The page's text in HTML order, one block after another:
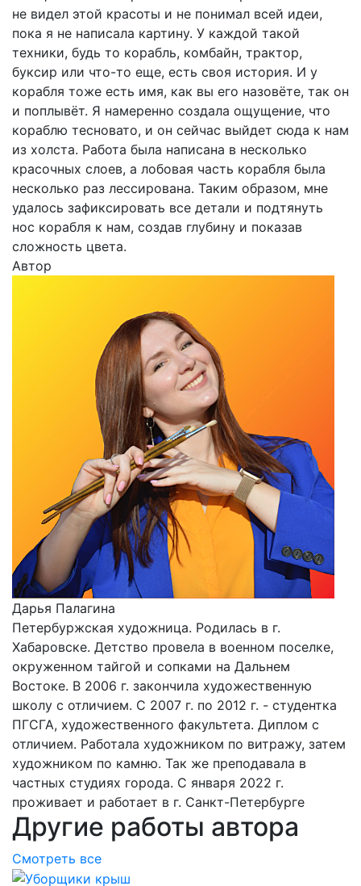
не видел этой красоты и не понимал всей идеи,
пока я не написала картину. У каждой такой
техники, будь то корабль, комбайн, трактор,
буксир или что-то еще, есть своя история. И у
корабля тоже есть имя, как вы его назовёте, так он
и поплывёт. Я намеренно создала ощущение, что
кораблю тесновато, и он сейчас выйдет сюда к нам
из холста. Работа была написана в несколько
красочных слоев, а лобовая часть корабля была
несколько раз лессирована. Таким образом, мне
удалось зафиксировать все детали и подтянуть
нос корабля к нам, создав глубину и показав
сложность цвета.
Автор
Дарья Палагина
Петербуржская художница. Родилась в г.
Хабаровске. Детство провела в военном поселке,
окруженном тайгой и сопками на Дальнем
Востоке. В 2006 г. закончила художественную
школу с отличием. С 2007 г. по 2012 г. - студентка
ПГСГА, художественного факультета. Диплом с
отличием. Работала художником по витражу, затем
художником по камню. Так же преподавала в
частных студиях города. С января 2022 г.
проживает и работает в г. Санкт-Петербурге
Другие работы автора
Смотреть все